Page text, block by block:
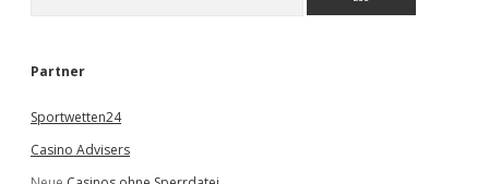
e
Partner
Sportwetten24
Casino Advisers